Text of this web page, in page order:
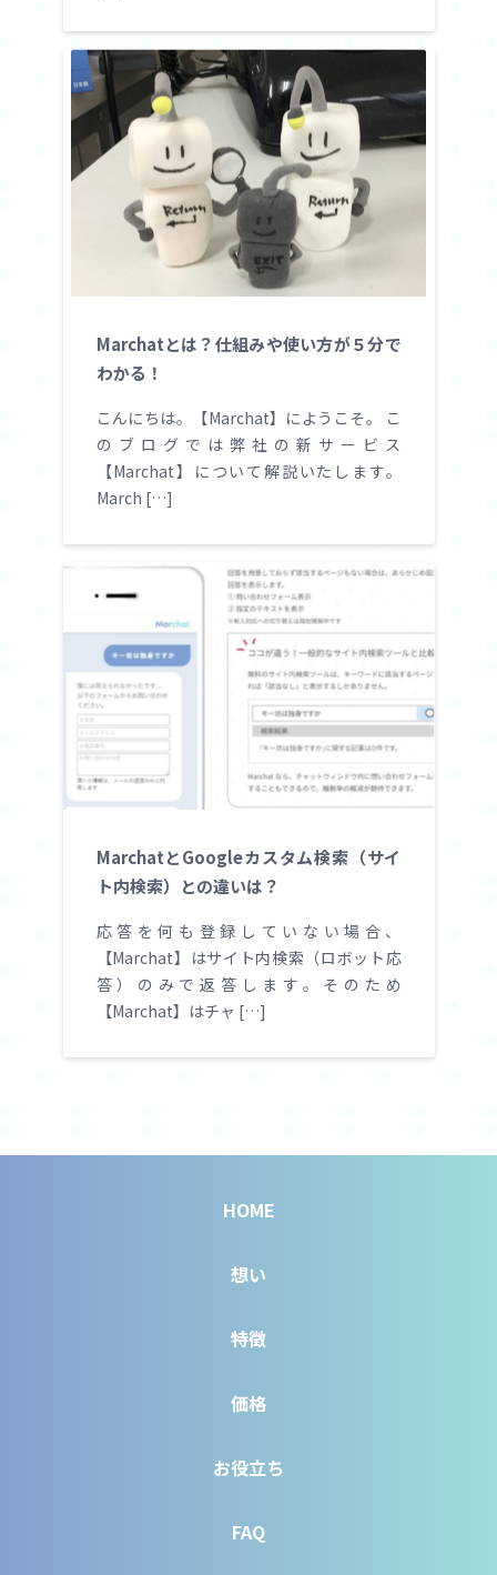
Marchatとは？仕組みや使い方が５分で
わかる！
こんにちは。【Marchat】にようこそ。 こ
のブログでは弊社の新サービス
【Marchat】について解説いたします。
March […]
MarchatとGoogleカスタム検索（サイ
ト内検索）との違いは？
応答を何も登録していない場合、
【Marchat】はサイト内検索（ロボット応
答）のみで返答します。そのため
【Marchat】はチャ […]
HOME
想い
特徴
価格
お役立ち
FAQ